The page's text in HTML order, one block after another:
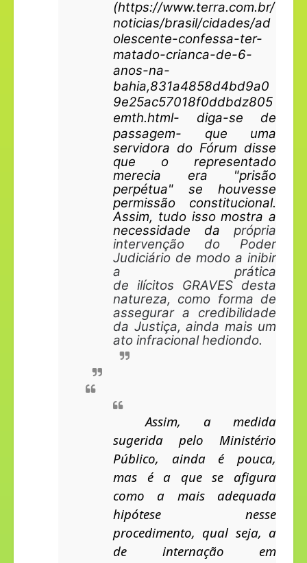
(https://www.terra.com.br/
noticias/brasil/cidades/ad
olescente-confessa-ter-
matado-crianca-de-6-
anos-na-
bahia,831a4858d4bd9a0
9e25ac57018f0ddbdz805
emth.html- diga-se de
passagem- que uma
servidora do Fórum disse
que o representado
merecia era "prisão
perpétua" se houvesse
permissão constitucional.
Assim, tudo isso mostra a
necessidade da própria
intervenção do Poder
Judiciário de modo a inibir
a prática
de ilícitos GRAVES desta
natureza, como forma de
assegurar a credibilidade
da Justiça, ainda mais um
ato infracional hediondo.
Assim, a medida
sugerida pelo Ministério
Público, ainda é pouca,
mas é a que se afigura
como a mais adequada
hipótese nesse
procedimento, qual seja, a
de internação em